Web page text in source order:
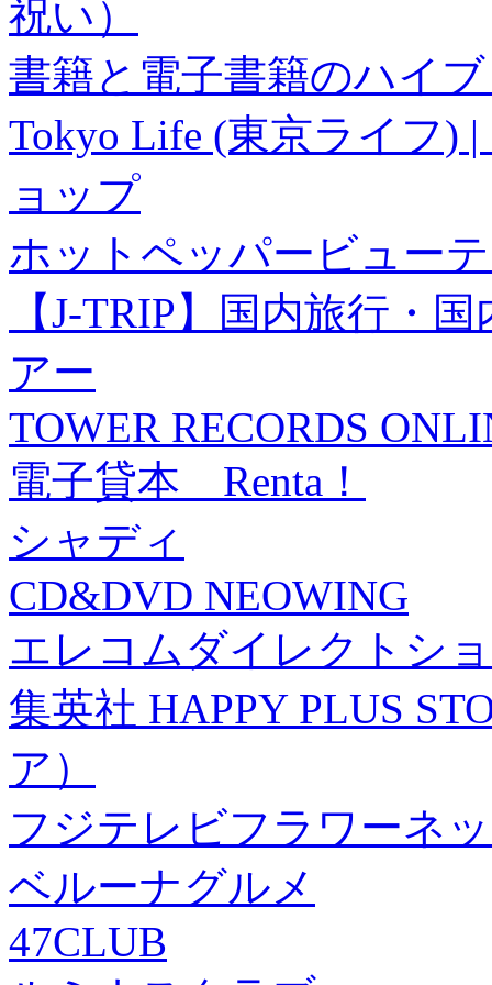
祝い）
書籍と電子書籍のハイ
Tokyo Life (東京ライフ)
ョップ
ホットペッパービュー
【J-TRIP】国内旅行・
アー
TOWER RECORDS
電子貸本 Renta！
シャディ
CD&DVD NEOWING
エレコムダイレクトシ
集英社 HAPPY PLUS
ア）
フジテレビフラワーネ
ベルーナグルメ
47CLUB